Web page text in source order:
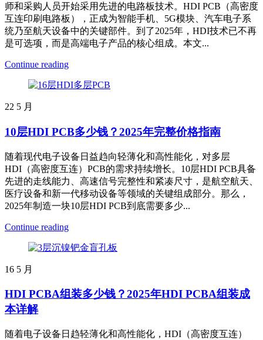
师和采购人员开始采用先进的电路板技术。HDI PCB（高密度
互连印刷电路板），正成为智能手机、5G模块、汽车电子系
统乃至航天设备中的关键部件。到了2025年，HDI技术已不再
是可选项，而是高端电子产品的核心组成。本文...
Continue reading
22 5 月
10层HDI PCB多少钱？2025年完整价格指南
随着现代电子设备日益趋向轻薄化和高性能化，对多层
HDI（高密度互连）PCB的需求持续增长。10层HDI PCB具备
先进的走线能力、高速信号完整性和紧凑尺寸，是航空航天、
医疗设备和新一代移动设备等领域的关键组成部分。那么，
2025年制造一块10层HDI PCB到底需要多少...
Continue reading
16 5 月
HDI PCBA组装多少钱？2025年HDI PCBA组装成
本详解
随着电子设备日趋轻薄化和高性能化，HDI（高密度互连）